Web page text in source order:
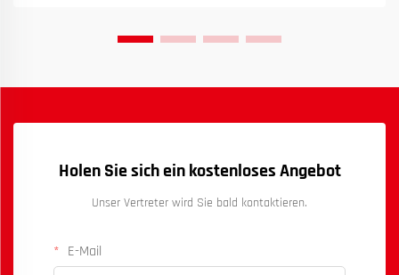
Holen Sie sich ein kostenloses Angebot
Unser Vertreter wird Sie bald kontaktieren.
E-Mail